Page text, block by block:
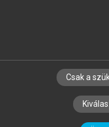
SZERZŐKNEK
Csak a